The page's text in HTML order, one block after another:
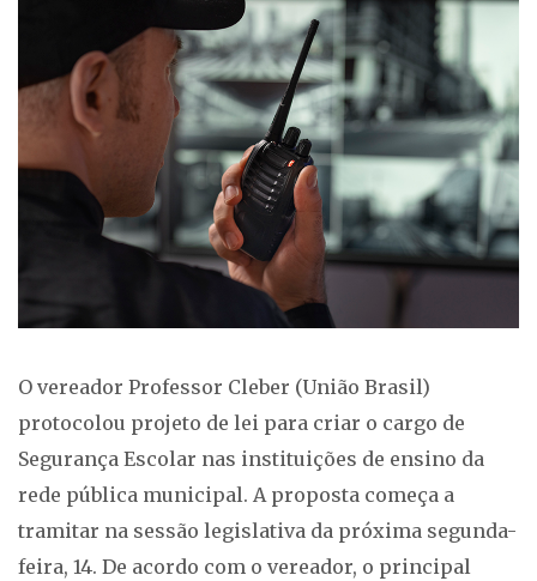
O vereador Professor Cleber (União Brasil)
protocolou projeto de lei para criar o cargo de
Segurança Escolar nas instituições de ensino da
rede pública municipal. A proposta começa a
tramitar na sessão legislativa da próxima segunda-
feira, 14. De acordo com o vereador, o principal